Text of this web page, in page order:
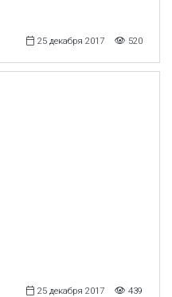
25 декабря 2017 520
25 декабря 2017 439